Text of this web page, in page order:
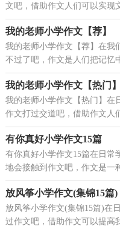
文吧，借助作文人们可以实现
踩雷呢？下面是小编为大家整
我的老师小学作文【荐】
我的老师小学作文【荐】在我
不过了吧，作文是人们把记忆
面形式表达出来的记叙方式。
我的老师小学作文【热门】
我的老师小学作文【热门】在
作文打过交道吧，借助作文人
传递知识信息。如何写一篇有
有你真好小学作文15篇
有你真好小学作文15篇在日常
地会接触到作文吧，作文是一
性。那么，怎么去写作文呢？
放风筝小学作文(集锦15篇)
放风筝小学作文(集锦15篇)在
过作文吧，借助作文可以提高